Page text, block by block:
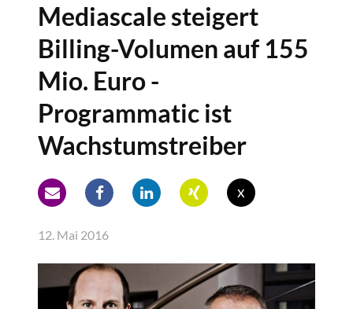
Mediascale steigert
Billing-Volumen auf 155
Mio. Euro -
Programmatic ist
Wachstumstreiber
x
12. Mai 2016